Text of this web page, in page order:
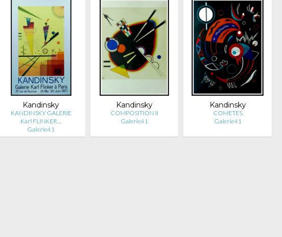
Kandinsky
KANDINSKY GALERIE
Karl FLINKER…
Galerie41
Kandinsky
COMPOSITION II
Galerie41
Kandinsky
COMETES
Galerie41